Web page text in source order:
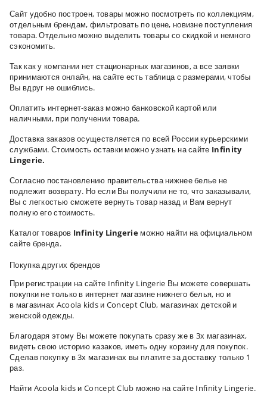
Сайт удобно построен, товары можно посмотреть по коллекциям,
отдельным брендам, фильтровать по цене, новизне поступления
товара. Отдельно можно выделить товары со скидкой и немного
сэкономить.
Так как у компании нет стационарных магазинов, а все заявки
принимаются онлайн, на сайте есть таблица с размерами, чтобы
Вы вдруг не ошиблись.
Оплатить интернет-заказ можно банковской картой или
наличными, при получении товара.
Доставка заказов осуществляется по всей России курьерскими
службами. Стоимость оставки можно узнать на сайте Infinity
Lingerie.
Согласно постановлению правительства нижнее белье не
подлежит возврату. Но если Вы получили не то, что заказывали,
Вы с легкостью сможете вернуть товар назад и Вам вернут
полную его стоимость.
Каталог товаров Infinity Lingerie можно найти на официальном
сайте бренда.
Покупка других брендов
При регистрации на сайте Infinity Lingerie Вы можете совершать
покупки не только в интернет магазине нижнего белья, но и
в магазинах Acoola kids и Concept Club, магазинах детской и
женской одежды.
Благодаря этому Вы можете покупать сразу же в 3х магазинах,
видеть свою историю казаков, иметь одну корзину для покупок.
Сделав покупку в 3х магазинах вы платите за доставку только 1
раз.
Найти Acoola kids и Concept Club можно на сайте Infinity Lingerie.